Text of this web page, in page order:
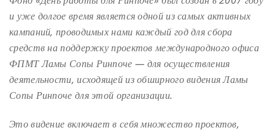
и уже долгое время является одной из самых активных
кампаний, проводимых нами каждый год для сбора
средств на поддержку проектов международного офиса
ФПМТ Ламы Сопы Ринпоче — для осуществления
деятельности, исходящей из обширного видения Ламы
Сопы Ринпоче для этой организации.
Это видение включает в себя множество проектов,